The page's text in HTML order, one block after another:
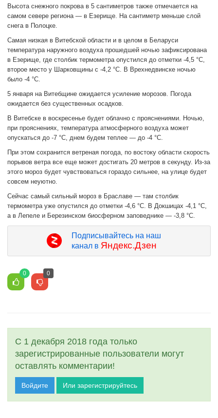
Высота снежного покрова в 5 сантиметров также отмечается на
самом севере региона — в Езерище. На сантиметр меньше слой
снега в Полоцке.
Самая низкая в Витебской области и в целом в Беларуси
температура наружного воздуха прошедшей ночью зафиксирована
в Езерище, где столбик термометра опустился до отметки -4,5 °C,
второе место у Шарковщины с -4,2 °C. В Врехнедвинске ночью
было -4 °C.
5 января на Витебщине ожидается усиление морозов. Погода
ожидается без существенных осадков.
В Витебске в воскресенье будет облачно с прояснениями. Ночью,
при прояснениях, температура атмосферного воздуха может
опускаться до -7 °C, днем будем теплее — до -4 °C.
При этом сохранится ветреная погода, по востоку области скорость
порывов ветра все еще может достигать 20 метров в секунду. Из-за
этого мороз будет чувствоваться гораздо сильнее, на улице будет
совсем неуютно.
Сейчас самый сильный мороз в Браславе — там столбик
термометра уже опустился до отметки -4,6 °C. В Докшицах -4,1 °C,
а в Лепеле и Березинском биосферном заповеднике — -3,8 °C.
Подписывайтесь на наш
канал в Яндекс.Дзен
0 0
С 1 декабря 2018 года только
зарегистрированные пользователи могут
оставлять комментарии!
Войдите Или зарегистрируйтесь